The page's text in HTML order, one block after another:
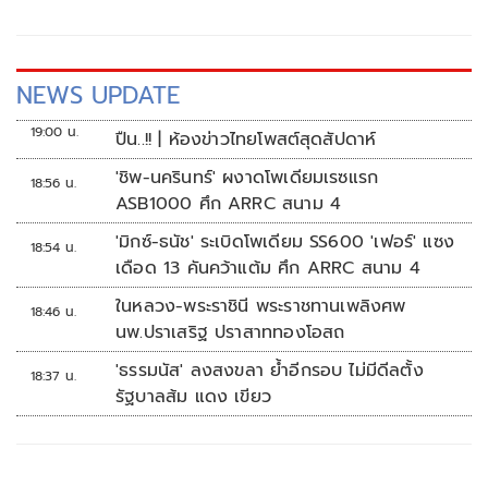
NEWS UPDATE
19:00 น. ปืน..!! | ห้องข่าวไทยโพสต์สุดสัปดาห์
18:56 น.
'ชิพ-นครินทร์' ผงาดโพเดียมเรซแรก
ASB1000 ศึก ARRC สนาม 4
18:54 น.
'มิกซ์-ธนัช' ระเบิดโพเดียม SS600 'เฟอร์' แซง
เดือด 13 คันคว้าแต้ม ศึก ARRC สนาม 4
18:46 น.
ในหลวง-พระราชินี พระราชทานเพลิงศพ
นพ.ปราเสริฐ ปราสาททองโอสถ
18:37 น.
'ธรรมนัส' ลงสงขลา ย้ำอีกรอบ ไม่มีดีลตั้ง
รัฐบาลส้ม แดง เขียว